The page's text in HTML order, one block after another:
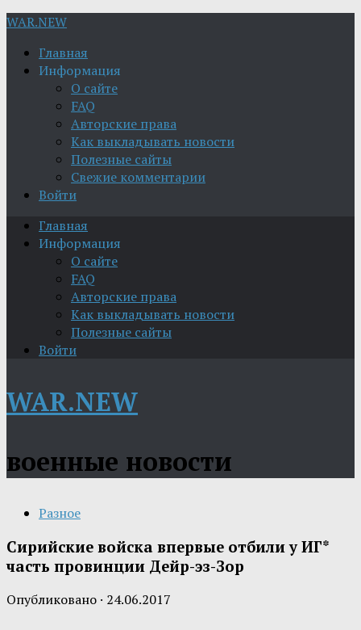
WAR.NEW
Главная
Информация
О сайте
FAQ
Авторские права
Как выкладывать новости
Полезные сайты
Свежие комментарии
Войти
Главная
Информация
О сайте
FAQ
Авторские права
Как выкладывать новости
Полезные сайты
Войти
WAR.NEW
военные новости
Разное
Сирийские войска впервые отбили у ИГ*
часть провинции Дейр-эз-Зор
Опубликовано · 24.06.2017